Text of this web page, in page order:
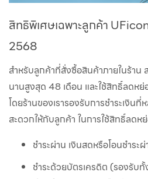
สิทธิพิเศษเฉพาะลูกค้า
2568
สำหรับลูกค้าที่สั่งซื้อสินค้าภายในร้าน
นานสูงสุด 48 เดือน และใช้สิทธิ์ลดห
โดยร้านของเรารองรับการชำระเงิน
สะดวกให้กับลูกค้า ในการใช้สิทธิ์ลด
ชำระผ่าน เงินสดหรือโอนชำร
ชำระด้วยบัตรเครดิต (รองรับ